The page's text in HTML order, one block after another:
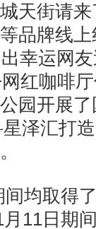
天街请
品牌线
幸运网
红咖啡
园开展
泽汇打
均取得
11日期